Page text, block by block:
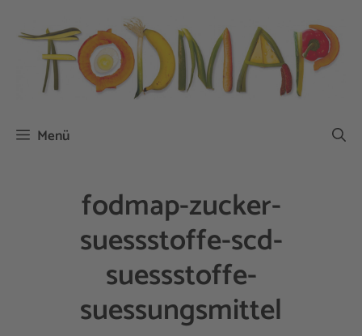
Inhalt
springen
Menü
fodmap-zucker-
suessstoffe-scd-
suessstoffe-
suessungsmittel